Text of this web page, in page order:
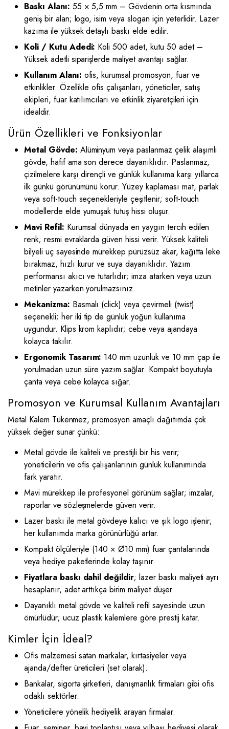
Baskı Alanı: 55 × 5,5 mm – Gövdenin orta kısmında
geniş bir alan; logo, isim veya slogan için yeterlidir. Lazer
kazıma ile yüksek detaylı baskı elde edilir.
Koli / Kutu Adedi: Koli 500 adet, kutu 50 adet –
Yüksek adetli siparişlerde maliyet avantajı sağlar.
Kullanım Alanı: ofis, kurumsal promosyon, fuar ve
etkinlikler. Özellikle ofis çalışanları, yöneticiler, satış
ekipleri, fuar katılımcıları ve etkinlik ziyaretçileri için
idealdir.
Ürün Özellikleri ve Fonksiyonlar
Metal Gövde: Alüminyum veya paslanmaz çelik alaşımlı
gövde, hafif ama son derece dayanıklıdır. Paslanmaz,
çizilmelere karşı dirençli ve günlük kullanıma karşı yıllarca
ilk günkü görünümünü korur. Yüzey kaplaması mat, parlak
veya soft-touch seçenekleriyle çeşitlenir; soft-touch
modellerde elde yumuşak tutuş hissi oluşur.
Mavi Refil: Kurumsal dünyada en yaygın tercih edilen
renk; resmi evraklarda güven hissi verir. Yüksek kaliteli
bilyeli uç sayesinde mürekkep pürüzsüz akar, kağıtta leke
bırakmaz, hızlı kurur ve suya dayanıklıdır. Yazım
performansı akıcı ve tutarlıdır; imza atarken veya uzun
metinler yazarken yorulmazsınız.
Mekanizma: Basmalı (click) veya çevirmeli (twist)
seçenekli; her iki tip de günlük yoğun kullanıma
uygundur. Klips krom kaplıdır; cebe veya ajandaya
kolayca takılır.
Ergonomik Tasarım: 140 mm uzunluk ve 10 mm çap ile
yorulmadan uzun süre yazım sağlar. Kompakt boyutuyla
çanta veya cebe kolayca sığar.
Promosyon ve Kurumsal Kullanım Avantajları
Metal Kalem Tükenmez, promosyon amaçlı dağıtımda çok
yüksek değer sunar çünkü:
Metal gövde ile kaliteli ve prestijli bir his verir;
yöneticilerin ve ofis çalışanlarının günlük kullanımında
fark yaratır.
Mavi mürekkep ile profesyonel görünüm sağlar; imzalar,
raporlar ve sözleşmelerde güven verir.
Lazer baskı ile metal gövdeye kalıcı ve şık logo işlenir;
her kullanımda marka görünürlüğü artar.
Kompakt ölçüleriyle (140 × Ø10 mm) fuar çantalarında
veya hediye paketlerinde kolay taşınır.
Fiyatlara baskı dahil değildir; lazer baskı maliyeti ayrı
hesaplanır, adet arttıkça birim maliyet düşer.
Dayanıklı metal gövde ve kaliteli refil sayesinde uzun
ömürlüdür; ucuz plastik kalemlere göre prestij katar.
Kimler İçin İdeal?
Ofis malzemesi satan markalar, kırtasiyeler veya
ajanda/defter üreticileri (set olarak).
Bankalar, sigorta şirketleri, danışmanlık firmaları gibi ofis
odaklı sektörler.
Yöneticilere yönelik hediyelik arayan firmalar.